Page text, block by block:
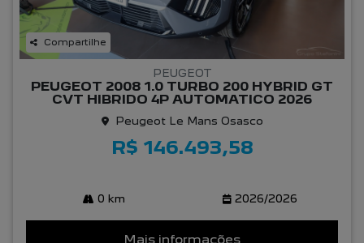
Compartilhe
PEUGEOT
PEUGEOT 2008 1.0 TURBO 200 HYBRID GT
CVT HIBRIDO 4P AUTOMATICO 2026
Peugeot Le Mans Osasco
R$ 146.493,58
0 km 2026/2026
Mais informações